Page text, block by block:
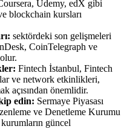
Udemy, edX gibi
blockchain kursları
sektördeki son gelişmeleri
CoinTelegraph ve
Fintech İstanbul, Fintech
ve network etkinlikleri,
açısından önemlidir.
edin: Sermaye Piyasası
ve Denetleme Kurumu
güncel